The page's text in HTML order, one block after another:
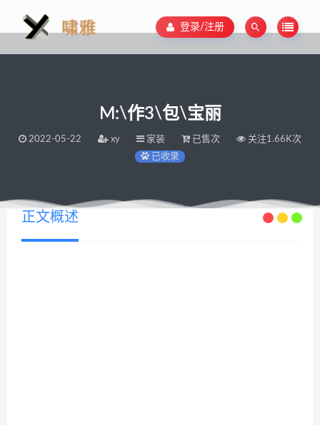
登录/注册
M:\作3\包\宝丽
2022-05-22 xy 家装 已售次
关注1.66K次
已收录
正文概述